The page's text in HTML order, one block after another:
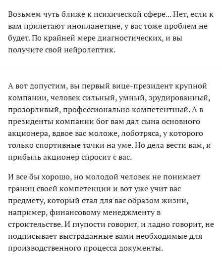
Возьмем чуть ближе к психической сфере... Нет, если к
вам прилетают инопланетяне, у вас тоже проблем не
будет. По крайней мере диагностических, и вы
получите свой нейролептик.
А вот допустим, вы первый вице-президент крупной
компании, человек сильный, умный, эрудированный,
прозорливый, профессионально компетентный. А в
президенты компании бог вам дал сына основного
акционера, вдвое вас моложе, лоботряса, у которого
только спортивные тачки на уме. Но дела вести вам, и
прибыль акционер спросит с вас.
И все бы хорошо, но молодой человек не понимает
границ своей компетенции и вот уже учит вас
предмету, который стал для вас образом жизни,
например, финансовому менеджменту в
строительстве. И глупости говорит, и ладно говорит, не
подписывает выстраданные вами необходимые для
производственного процесса документы.